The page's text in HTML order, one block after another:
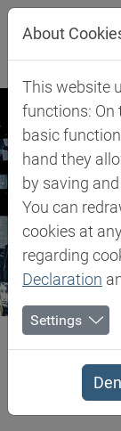
Direkt zur
Direkt zum
Biesterfeld SE
About
This website
functions: On
basic
hand they
by saving
You can
cookies at
regarding
Declaration
Settings